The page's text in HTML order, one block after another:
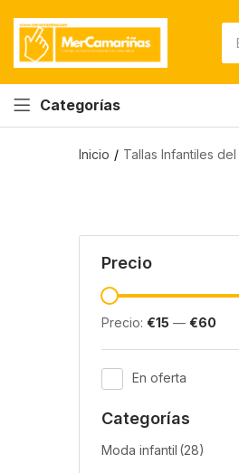
Categorías
Inicio Tallas Infantiles
Precio
Precio: €15 — €60
En oferta
Categorías
Moda infantil (28)